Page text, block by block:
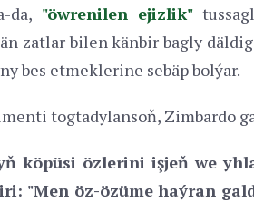
da, "öwrenilen ejizlik"
zatlar bilen känbir bagly
bes etmeklerine sebäp bolýar.
togtadylansoň, Zimbardo
köpüsi özlerini işjeň we
"Men öz-özüme haýran